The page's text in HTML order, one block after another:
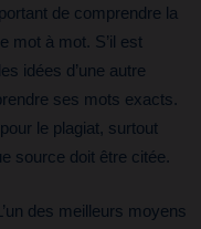
de comprendre la
mot à mot. S’il est
idées d’une autre
ses mots exacts.
le plagiat, surtout
source doit être citée.
des meilleurs moyens